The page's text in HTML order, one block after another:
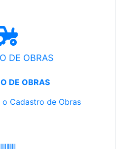
DE OBRAS
DE OBRAS
Cadastro de Obras